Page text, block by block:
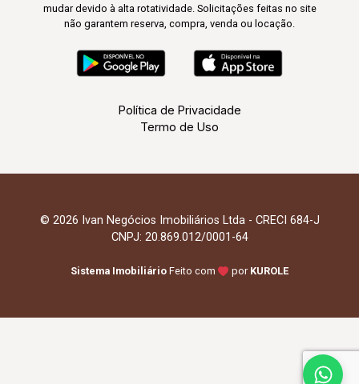
mudar devido à alta rotatividade. Solicitações feitas no site
não garantem reserva, compra, venda ou locação.
Política de Privacidade
Termo de Uso
© 2026 Ivan Negócios Imobiliários Ltda - CRECI 684-J
CNPJ: 20.869.012/0001-64
Sistema Imobiliário Feito com por KUROLE